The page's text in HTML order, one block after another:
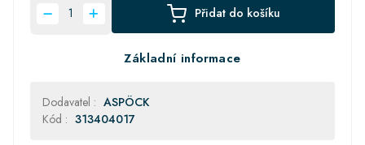
Přidat do košíku
Základní informace
Dodavatel : ASPÖCK
Kód : 313404017